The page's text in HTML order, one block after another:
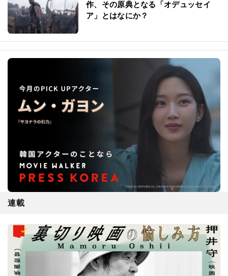
作、その原典となる「オデュッセイ
ア」とはなにか？
連載